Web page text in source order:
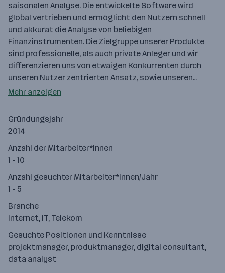
saisonalen Analyse. Die entwickelte Software wird
global vertrieben und ermöglicht den Nutzern schnell
und akkurat die Analyse von beliebigen
Finanzinstrumenten. Die Zielgruppe unserer Produkte
sind professionelle, als auch private Anleger und wir
differenzieren uns von etwaigen Konkurrenten durch
unseren Nutzer zentrierten Ansatz, sowie unseren…
Mehr anzeigen
Gründungsjahr
2014
Anzahl der Mitarbeiter*innen
1 - 10
Anzahl gesuchter Mitarbeiter*innen/Jahr
1 - 5
Branche
Internet, IT, Telekom
Gesuchte Positionen und Kenntnisse
projektmanager, produktmanager, digital consultant,
data analyst